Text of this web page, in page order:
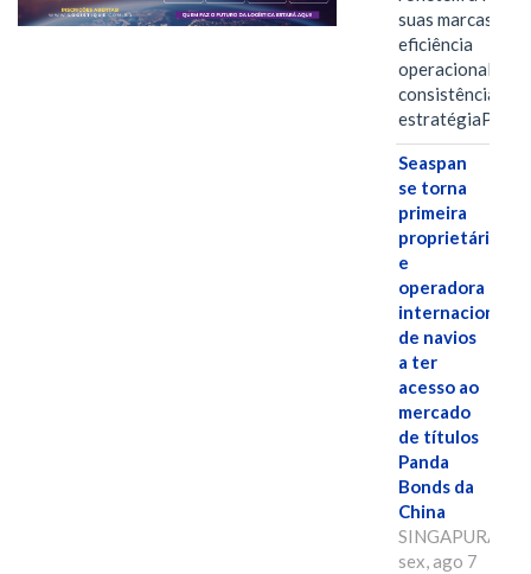
suas marcas, a
eficiência
operacional e a
consistência de
Seaspan
se torna
primeira
proprietária
e
operadora
internacional
de navios
a ter
acesso ao
mercado
de títulos
Panda
Bonds da
China
SINGAPURA,
sex, ago 7